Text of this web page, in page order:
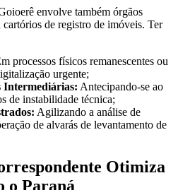
envolve também órgãos
de registro de imóveis. Ter
processos físicos remanescentes ou
urgente;
Intermediárias: Antecipando-se ao
de instabilidade técnica;
Agilizando a análise de
de alvarás de levantamento de
Otimiza
o Paraná